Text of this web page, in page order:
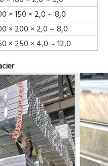
× 150 × 2,0 ~ 8,0
× 200 × 2,0 ~ 8,0
× 250 × 4,0 ~ 12,0